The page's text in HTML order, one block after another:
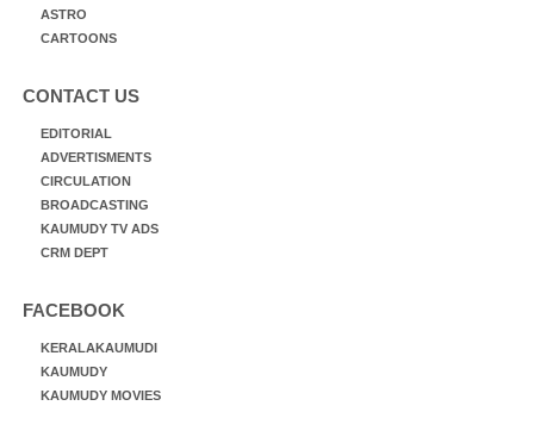
ASTRO
CARTOONS
CONTACT US
EDITORIAL
ADVERTISMENTS
CIRCULATION
BROADCASTING
KAUMUDY TV ADS
CRM DEPT
FACEBOOK
KERALAKAUMUDI
KAUMUDY
KAUMUDY MOVIES